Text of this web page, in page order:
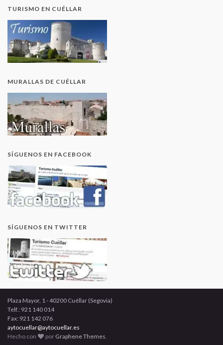
TURISMO EN CUÉLLAR
MURALLAS DE CUÉLLAR
SÍGUENOS EN FACEBOOK
SÍGUENOS EN TWITTER
Plaza Mayor, 1 - 40200 Cuéllar (Segovia)
Telf.: 921 140 014
Fax: 921 142 076
aytocuellar@aytocuellar.es
Hecho con
por Graphene Themes